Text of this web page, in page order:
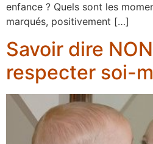
enfance ? Quels sont les
marqués, positivement […]
Savoir dire
respecter soi-